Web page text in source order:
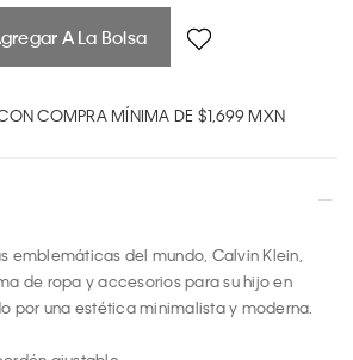
A La Bolsa
COMPRA MÍNIMA DE $1,699 MXN
emblemáticas del mundo, Calvin Klein,
de ropa y accesorios para su hijo en
por una estética minimalista y moderna.